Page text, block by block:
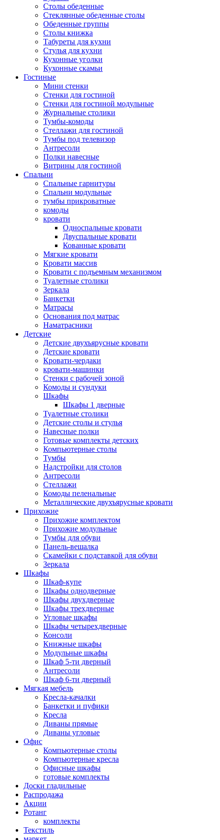
Столы обеденные
Стеклянные обеденные столы
Обеденные группы
Столы книжка
Табуреты для кухни
Стулья для кухни
Кухонные уголки
Кухонные скамьи
Гостиные
Мини стенки
Стенки для гостиной
Стенки для гостиной модульные
Журнальные столики
Тумбы-комоды
Стеллажи для гостиной
Тумбы под телевизор
Антресоли
Полки навесные
Витрины для гостиной
Спальни
Спальные гарнитуры
Спальни модульные
тумбы прикроватные
комоды
кровати
Односпальные кровати
Двуспальные кровати
Кованные кровати
Мягкие кровати
Кровати массив
Кровати с подъемным механизмом
Туалетные столики
Зеркала
Банкетки
Матрасы
Основания под матрас
Наматрасники
Детские
Детские двухъярусные кровати
Детские кровати
Кровати-чердаки
кровати-машинки
Стенки с рабочей зоной
Комоды и сундуки
Шкафы
Шкафы 1 дверные
Туалетные столики
Детские столы и стулья
Навесные полки
Готовые комплекты детских
Компьютерные столы
Тумбы
Надстройки для столов
Антресоли
Стеллажи
Комоды пеленальные
Металлические двухъярусные кровати
Прихожие
Прихожие комплектом
Прихожие модульные
Тумбы для обуви
Панель-вешалка
Скамейки с подставкой для обуви
Зеркала
Шкафы
Шкаф-купе
Шкафы однодверные
Шкафы двухдверные
Шкафы трехдверные
Угловые шкафы
Шкафы четырехдверные
Консоли
Книжные шкафы
Модульные шкафы
Шкаф 5-ти дверный
Антресоли
Шкаф 6-ти дверный
Мягкая мебель
Кресла-качалки
Банкетки и пуфики
Кресла
Диваны прямые
Диваны угловые
Офис
Компьютерные столы
Компьютерные кресла
Офисные шкафы
готовые комплекты
Доски гладильные
Распродажа
Акции
Ротанг
комплекты
Текстиль